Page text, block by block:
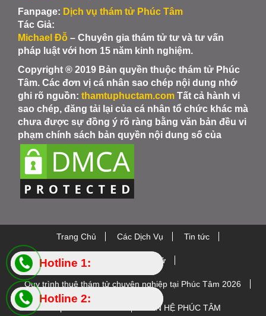
Hotline 1:
0984.88.5445
Hotline 2:
Fanpage: Dịch vụ thám tử Phúc Tâm
Tác Giả:
Michael Đỗ – Chuyên gia thám tử tư và tư vấn
pháp luật với hơn 15 năm kinh nghiệm.
Copyright ® 2019 Bản quyền thuộc thám tử Phúc
Tâm. Các đơn vị cá nhân sao chép nội dung nhớ
ghi rõ nguồn: thamtuphuctam.com Tất cả hành vi
sao chép, đăng tải lại của cá nhân tổ chức khác mà
chưa được sự đồng ý rõ ràng bằng văn bản đều vi
phạm chính sách bản quyền nội dung số của
Trang Chủ Các Dịch Vụ Tin tức
Thiết bị Thám Tử
Quy trình thuê thám tử chuyên nghiệp tại Phúc Tâm 2026
LIÊN HỆ PHÚC TÂM
Hotline 1:
0984.88.5445
Hotline 2: